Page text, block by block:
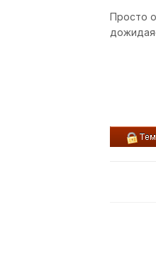
Просто